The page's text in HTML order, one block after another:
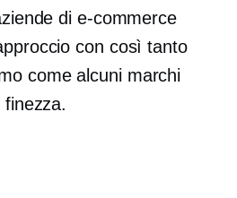
di e-commerce
con così tanto
come alcuni marchi
finezza.